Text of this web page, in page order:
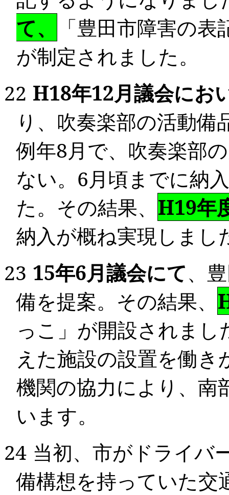
て、
「豊田市障害の表
が制定されました。
22 H18年12月議会にお
り、吹奏楽部の活動
例年8月で、吹奏楽部
ない。 6月頃までに納
た。その結果、 H19年
納入が概ね実現しまし
23 15年6月議会にて、
備を提案。その結果、
っこ」 が開設されまし
えた施設の設置を働
機関の協力により、南
います。
24 当初、市がドライバ
備構想を持っていた交